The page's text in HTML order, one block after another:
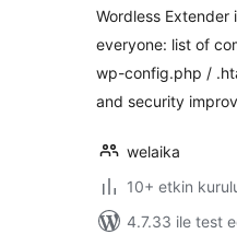
Wordless
everyone: list of
wp-config.php /
and security
welaika
10+ etkin
4.7.33 ile test